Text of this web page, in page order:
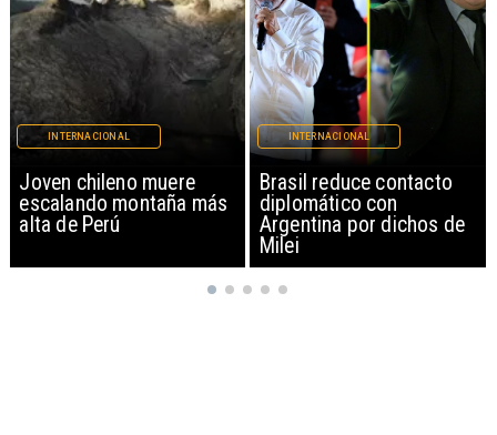
Brasil reduce contacto
diplomático con
Argentina por dichos de
INTERNACIONAL
China restringe
exportación de drones a
EEUU y sanciona
empresas
INTERNACIONAL